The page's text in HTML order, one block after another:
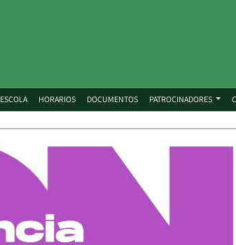
ESCOLA HORARIOS DOCUMENTOS PATROCINADORES